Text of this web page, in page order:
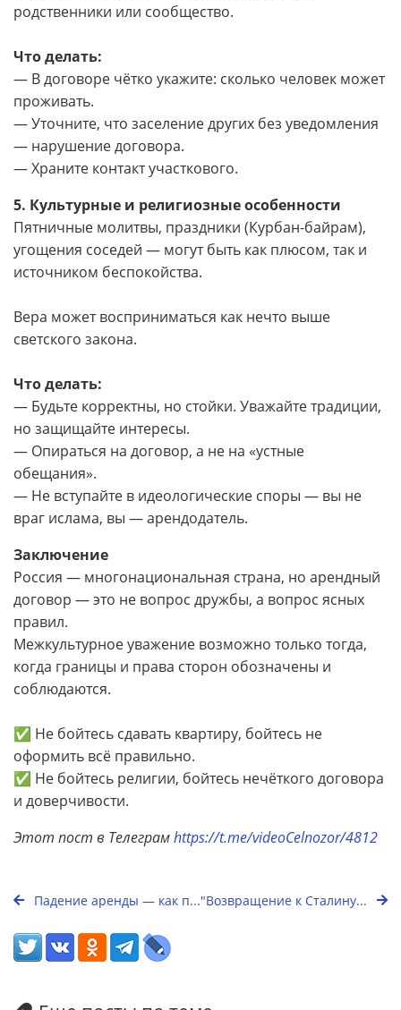
родственники или сообщество.
Что делать:
— В договоре чётко укажите: сколько человек может
проживать.
— Уточните, что заселение других без уведомления
— нарушение договора.
— Храните контакт участкового.
5. Культурные и религиозные особенности
Пятничные молитвы, праздники (Курбан-байрам),
угощения соседей — могут быть как плюсом, так и
источником беспокойства.
Вера может восприниматься как нечто выше
светского закона.
Что делать:
— Будьте корректны, но стойки. Уважайте традиции,
но защищайте интересы.
— Опираться на договор, а не на «устные
обещания».
— Не вступайте в идеологические споры — вы не
враг ислама, вы — арендодатель.
Заключение
Россия — многонациональная страна, но арендный
договор — это не вопрос дружбы, а вопрос ясных
правил.
Межкультурное уважение возможно только тогда,
когда границы и права сторон обозначены и
соблюдаются.
✅ Не бойтесь сдавать квартиру, бойтесь не
оформить всё правильно.
✅ Не бойтесь религии, бойтесь нечёткого договора
и доверчивости.
Этот пост в Телеграмhttps://t.me/videoCelnozor/4812
Падение аренды — как п..."Возвращение к Сталину...